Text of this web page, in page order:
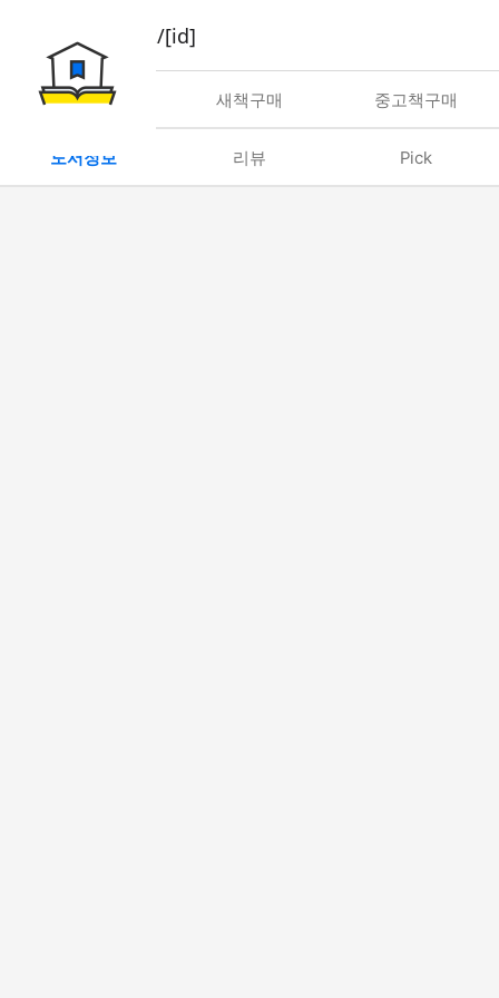
book/rent/[id]
대여 새책구매 중고책구매
도서정보 리뷰 Pick